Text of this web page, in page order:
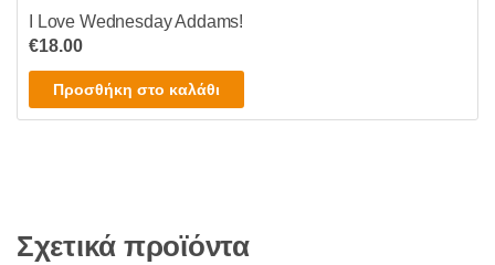
I Love Wednesday Addams!
€18.00
Προσθήκη στο καλάθι
Σχετικά προϊόντα